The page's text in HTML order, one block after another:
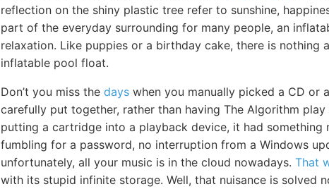
reflection on the shiny plastic tree refer to sunshine,
part of the everyday surrounding for many people, an
relaxation. Like puppies or a birthday cake, there is nothing
inflatable pool float.
Don’t you miss the days when you manually picked a CD or
carefully put together, rather than having The Algorithm play
putting a cartridge into a playback device, it had something
fumbling for a password, no interruption from a Windows
unfortunately, all your music is in the cloud nowadays. That
with its stupid infinite storage. Well, that nuisance is solved